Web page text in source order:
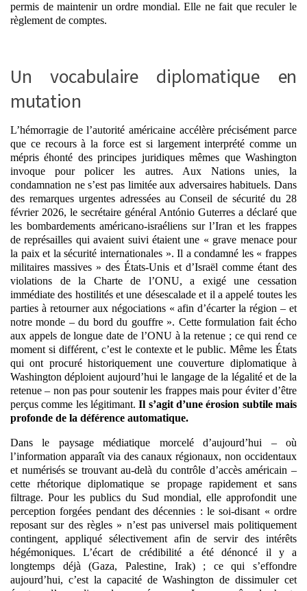
permis de maintenir un ordre mondial. Elle ne fait que reculer le
règlement de comptes.
Un vocabulaire diplomatique en
mutation
L’hémorragie de l’autorité américaine accélère précisément parce
que ce recours à la force est si largement interprété comme un
mépris éhonté des principes juridiques mêmes que Washington
invoque pour policer les autres. Aux Nations unies, la
condamnation ne s’est pas limitée aux adversaires habituels. Dans
des remarques urgentes adressées au Conseil de sécurité du 28
février 2026, le secrétaire général António Guterres a déclaré que
les bombardements américano-israéliens sur l’Iran et les frappes
de représailles qui avaient suivi étaient une « grave menace pour
la paix et la sécurité internationales ». Il a condamné les « frappes
militaires massives » des États-Unis et d’Israël comme étant des
violations de la Charte de l’ONU, a exigé une cessation
immédiate des hostilités et une désescalade et il a appelé toutes les
parties à retourner aux négociations « afin d’écarter la région – et
notre monde – du bord du gouffre ». Cette formulation fait écho
aux appels de longue date de l’ONU à la retenue ; ce qui rend ce
moment si différent, c’est le contexte et le public. Même les États
qui ont procuré historiquement une couverture diplomatique à
Washington déploient aujourd’hui le langage de la légalité et de la
retenue – non pas pour soutenir les frappes mais pour éviter d’être
perçus comme les légitimant.Il s’agit d’une érosion subtile mais
profonde de la déférence automatique.
Dans le paysage médiatique morcelé d’aujourd’hui – où
l’information apparaît via des canaux régionaux, non occidentaux
et numérisés se trouvant au-delà du contrôle d’accès américain –
cette rhétorique diplomatique se propage rapidement et sans
filtrage. Pour les publics du Sud mondial, elle approfondit une
perception forgées pendant des décennies : le soi-disant « ordre
reposant sur des règles » n’est pas universel mais politiquement
contingent, appliqué sélectivement afin de servir des intérêts
hégémoniques. L’écart de crédibilité a été dénoncé il y a
longtemps déjà (Gaza, Palestine, Irak) ; ce qui s’effondre
aujourd’hui, c’est la capacité de Washington de dissimuler cet